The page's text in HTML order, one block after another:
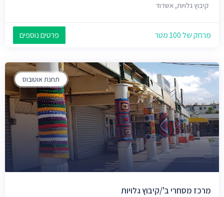
קיבוץ גלויות, אשדוד
מרחק של 100 מטר פרטים נוספים
תחנת אוטובוס
מרכז מסחרי ב'/קיבוץ גלויות